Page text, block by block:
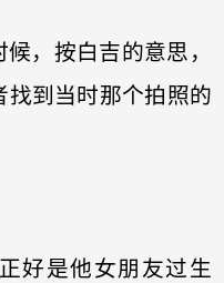
，按白吉的意思，
找到当时那个拍照的
好是他女朋友过生